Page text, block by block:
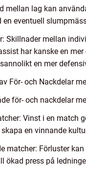
mellan lag kan
eventuell
Skillnader mellan
har kanske en
en mer
För- och Nackdelar
för- och nackdelar
Vinst i en match
en vinnande
matcher: Förluster
ökad press på